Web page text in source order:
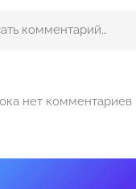
нет комментариев